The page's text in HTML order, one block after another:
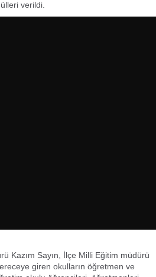
verildi.
Kazım Sayın, İlçe Milli Eğitim müdürü
giren okulların öğretmen ve